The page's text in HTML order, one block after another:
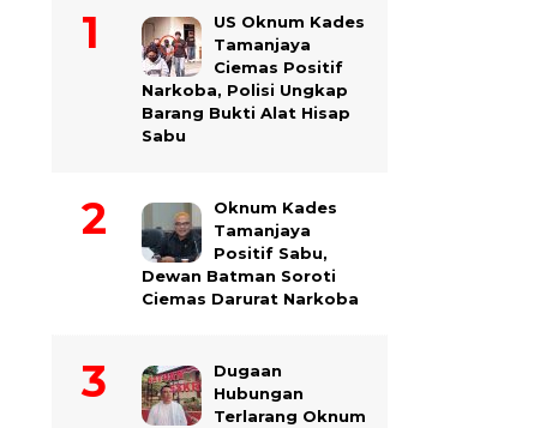
US Oknum Kades
Tamanjaya
Ciemas Positif
Narkoba, Polisi Ungkap
Barang Bukti Alat Hisap
Sabu
Oknum Kades
Tamanjaya
Positif Sabu,
Dewan Batman Soroti
Ciemas Darurat Narkoba
Dugaan
Hubungan
Terlarang Oknum